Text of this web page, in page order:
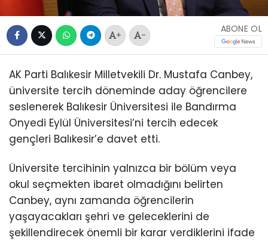
+ -
ABONE OL
AK Parti Balıkesir Milletvekili Dr. Mustafa Canbey,
üniversite tercih döneminde aday öğrencilere
seslenerek Balıkesir Üniversitesi ile Bandırma
Onyedi Eylül Üniversitesi’ni tercih edecek
gençleri Balıkesir’e davet etti.
Üniversite tercihinin yalnızca bir bölüm veya
okul seçmekten ibaret olmadığını belirten
Canbey, aynı zamanda öğrencilerin
yaşayacakları şehri ve geleceklerini de
şekillendirecek önemli bir karar verdiklerini ifade